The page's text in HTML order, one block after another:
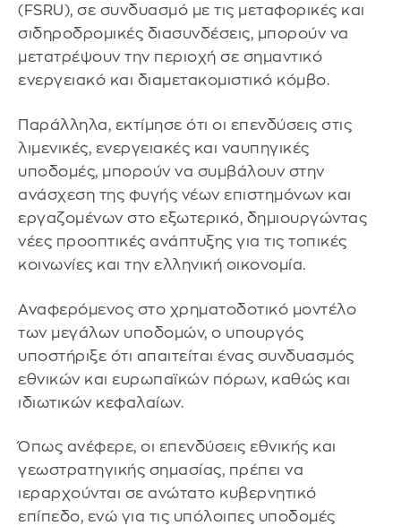
(FSRU), σε συνδυασμό με τις μεταφορικές και
σιδηροδρομικές διασυνδέσεις, μπορούν να
μετατρέψουν την περιοχή σε σημαντικό
ενεργειακό και διαμετακομιστικό κόμβο.
Παράλληλα, εκτίμησε ότι οι επενδύσεις στις
λιμενικές, ενεργειακές και ναυπηγικές
υποδομές, μπορούν να συμβάλουν στην
ανάσχεση της φυγής νέων επιστημόνων και
εργαζομένων στο εξωτερικό, δημιουργώντας
νέες προοπτικές ανάπτυξης για τις τοπικές
κοινωνίες και την ελληνική οικονομία.
Αναφερόμενος στο χρηματοδοτικό μοντέλο
των μεγάλων υποδομών, ο υπουργός
υποστήριξε ότι απαιτείται ένας συνδυασμός
εθνικών και ευρωπαϊκών πόρων, καθώς και
ιδιωτικών κεφαλαίων.
Όπως ανέφερε, οι επενδύσεις εθνικής και
γεωστρατηγικής σημασίας, πρέπει να
ιεραρχούνται σε ανώτατο κυβερνητικό
επίπεδο, ενώ για τις υπόλοιπες υποδομές